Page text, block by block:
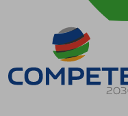
Saltar para o conteúdo